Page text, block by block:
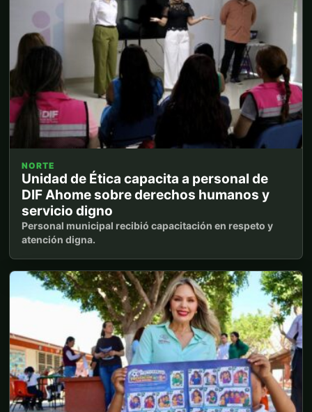
NORTE
Unidad de Ética capacita a personal de
DIF Ahome sobre derechos humanos y
servicio digno
Personal municipal recibió capacitación en respeto y
atención digna.